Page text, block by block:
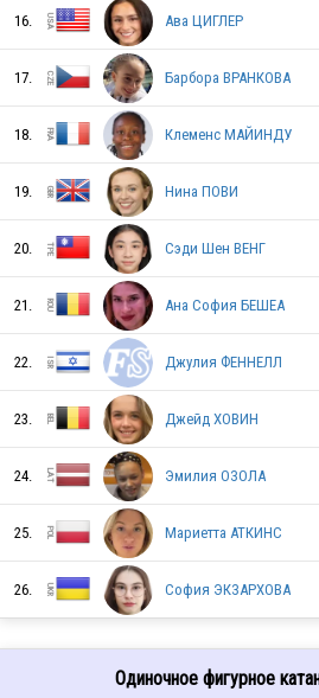
CAN
FRA
USA
EST
EST
SVK
USA
16. Ава ЦИГЛЕР
17. Барбора ВРАНКОВА
18. Клеменс МАЙИНДУ
19. Нина ПОВИ
20. Сэди Шен ВЕНГ
21. Ана София БЕШЕА
22. Джулия ФЕННЕЛЛ
23. Джейд ХОВИН
24. Эмилия ОЗОЛА
25. Мариетта АТКИНС
26. София ЭКЗАРХОВА
Одиночное фигурное